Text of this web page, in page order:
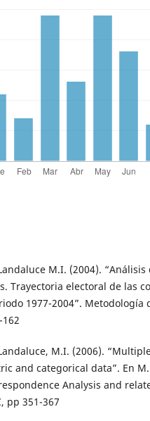
M.I. (2004). “Análisis
Trayectoria electoral de las
1977-2004”. Metodología
M.I. (2006).
and categorical data”. En
Analysis and
pp 351-367